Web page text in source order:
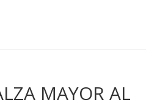
MAYOR AL